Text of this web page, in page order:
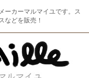
ーカーマルマイユです。ス
などを販売！